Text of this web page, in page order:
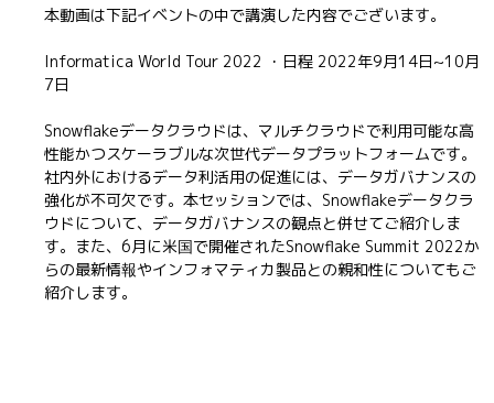
本動画は下記イベントの中で講演した内容でございます。
Informatica World Tour 2022 ・日程 2022年9月14日~10月
7日
Snowflakeデータクラウドは、マルチクラウドで利用可能な高
性能かつスケーラブルな次世代データプラットフォームです。
社内外におけるデータ利活用の促進には、データガバナンスの
強化が不可欠です。本セッションでは、Snowflakeデータクラ
ウドについて、データガバナンスの観点と併せてご紹介しま
す。また、6月に米国で開催されたSnowflake Summit 2022か
らの最新情報やインフォマティカ製品との親和性についてもご
紹介します。